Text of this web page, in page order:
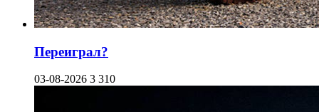
Переиграл?
03-08-2026 3 310